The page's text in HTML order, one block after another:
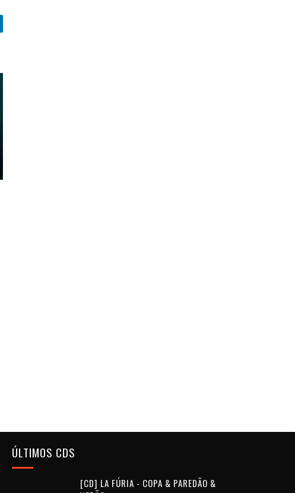
ÚLTIMOS CDS
[CD] LA FÚRIA - COPA & PAREDÃO &